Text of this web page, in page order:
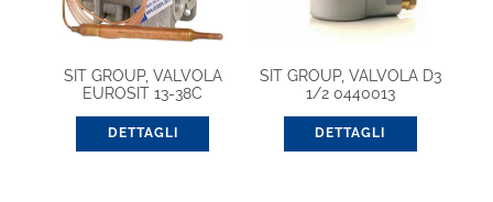
SIT GROUP, VALVOLA
EUROSIT 13-38C
DETTAGLI
SIT GROUP, VALVOLA D3
1/2 0440013
DETTAGLI